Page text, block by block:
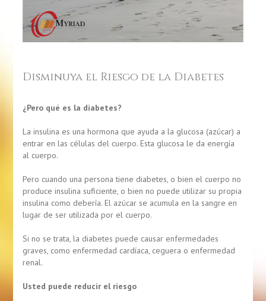
Disminuya el Riesgo de la Diabetes
¿Pero qué es la diabetes?
La insulina es una hormona que ayuda a la glucosa (azúcar) a
entrar en las células del cuerpo. Esta glucosa le da energía
al cuerpo.
Pero cuando una persona tiene diabetes, o bien el cuerpo no
produce insulina suficiente, o bien no puede utilizar su propia
insulina como debería. El azúcar se acumula en la sangre en
lugar de ser utilizada por el cuerpo.
Si no se trata, la diabetes puede causar enfermedades
graves, como enfermedad cardíaca, ceguera o enfermedad
renal.
Usted puede reducir el riesgo